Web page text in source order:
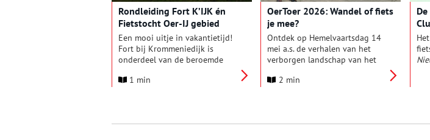
Rondleiding Fort K’IJK én
Fietstocht Oer-IJ gebied
Een mooi uitje in vakantietijd!
Fort bij Krommeniedijk is
onderdeel van de beroemde
aan de rand van een uitgestrekt
bekend als het OER-IJ gebied.
1 min
OerToer 2026: Wandel of fiets
je mee?
Ontdek op Hemelvaartsdag 14
mei a.s. de verhalen van het
verborgen landschap van het
het museum Huis van Hilde te
sportieve dag in het Oer-IJ
2 min